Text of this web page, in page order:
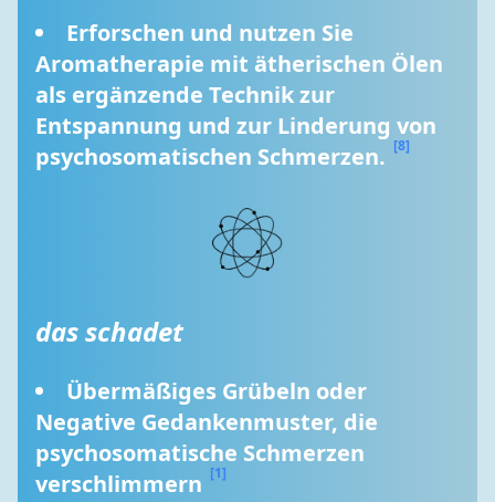
Erforschen und nutzen Sie
Aromatherapie mit ätherischen Ölen
als ergänzende Technik zur
Entspannung und zur Linderung von
psychosomatischen Schmerzen. [8]
das schadet
Übermäßiges Grübeln oder
Negative Gedankenmuster, die
psychosomatische Schmerzen
verschlimmern [1]